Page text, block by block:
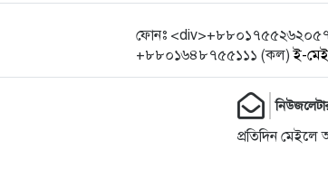
ফোনঃ <div>+৮৮০১৭৫৫২৬২০৫৭
+৮৮০১৬৪৮৭৫৫১১১ (কল)ই-
প্রতিদিন